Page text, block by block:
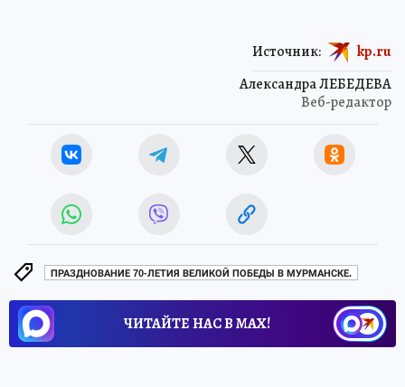
Александра ЛЕБЕДЕВА
Веб-редактор
Источник: kp.ru
ПРАЗДНОВАНИЕ 70-ЛЕТИЯ ВЕЛИКОЙ ПОБЕДЫ В МУРМАНСКЕ.
ЧИТАЙТЕ НАС В МАХ!